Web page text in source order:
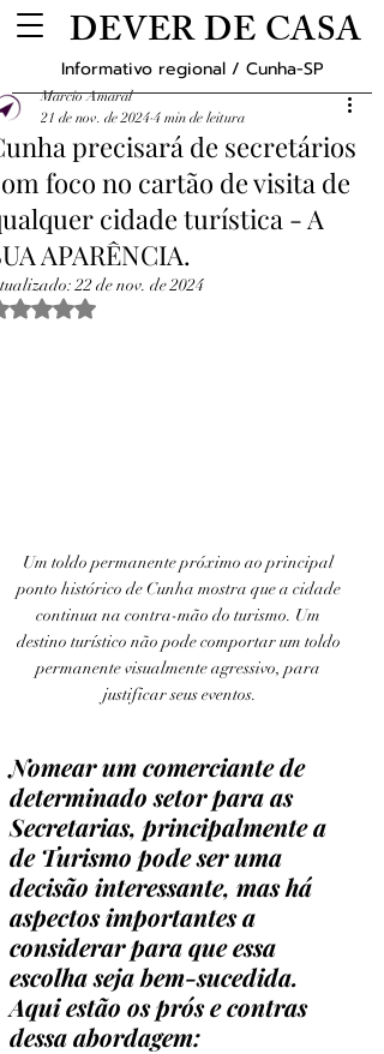
DEVER DE CASA
Informativo regional / Cunha-SP
precisará de secretários
foco no cartão de visita de
cidade turística - A
APARÊNCIA.
Marcio Amaral
21 de nov. de 2024 4 min de leitura
22 de nov. de 2024
Avaliado com NaN de 5 estrelas.
Um toldo permanente próximo ao principal
ponto histórico de Cunha mostra que a cidade
continua na contra-mão do turismo. Um
destino turístico não pode comportar um toldo
permanente visualmente agressivo, para
justificar seus eventos.
Nomear um comerciante de
determinado setor para as
Secretarias, principalmente a
de Turismo pode ser uma
decisão interessante, mas há
aspectos importantes a
considerar para que essa
escolha seja bem-sucedida.
Aqui estão os prós e contras
dessa abordagem: